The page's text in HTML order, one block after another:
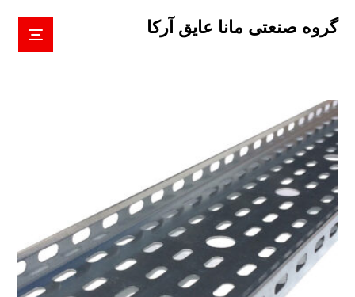
گروه صنعتی مانا عایق آرکا